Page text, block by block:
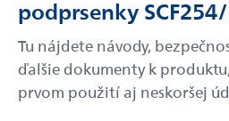
podprsenky
Tu nájdete návody,
ďalšie dokumenty k
prvom použití aj neskoršej